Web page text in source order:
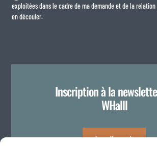
exploitées dans le cadre de ma demande et de la
en découler.
Inscription à la
WHalll
Je m'inscris